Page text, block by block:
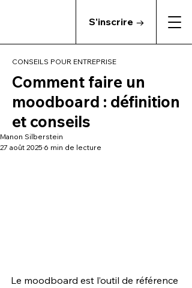
S'inscrire →
CONSEILS POUR ENTREPRISE
Comment faire un
moodboard : définition
et conseils
Manon Silberstein
27 août 2025 6 min de lecture
Le moodboard est l’outil de référence